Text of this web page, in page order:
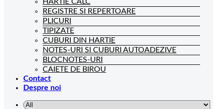
REGISTRE SI REPERTOARE
PLICURI
TIPIZATE
CUBURI DIN HARTIE
NOTES-URI SI CUBURI AUTOADEZIVE
BLOCNOTES-URI
CAIETE DE BIROU
Contact
Despre noi